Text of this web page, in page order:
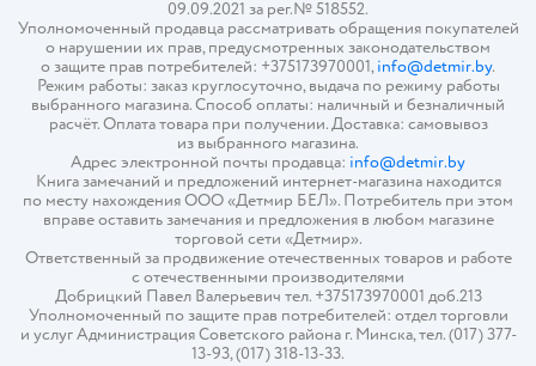
09.09.2021 за рег.№ 518552.
Уполномоченный продавца рассматривать обращения покупателей
о нарушении их прав, предусмотренных законодательством
о защите прав потребителей: +375173970001,info@detmir.by.
Режим работы: заказ круглосуточно, выдача по режиму работы
выбранного магазина. Способ оплаты: наличный и безналичный
расчёт. Оплата товара при получении. Доставка: самовывоз
из выбранного магазина.
Адрес электронной почты продавца: info@detmir.by
Книга замечаний и предложений интернет-магазина находится
по месту нахождения ООО «Детмир БЕЛ». Потребитель при этом
вправе оставить замечания и предложения в любом магазине
торговой сети «Детмир».
Ответственный за продвижение отечественных товаров и работе
с отечественными производителями
Добрицкий Павел Валерьевич тел. +375173970001 доб.213
Уполномоченный по защите прав потребителей: отдел торговли
и услуг Администрация Советского района г. Минска, тел. (017) 377-
13-93, (017) 318-13-33.